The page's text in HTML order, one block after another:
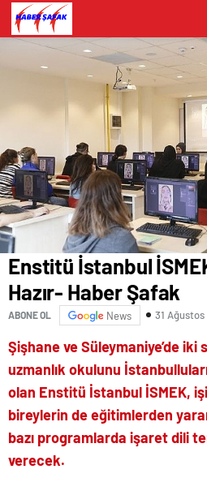
Enstitü İstanbul
Hazır- Haber Şafak
ABONE OL News 31
Şişhane ve Süleymaniye’de iki
uzmanlık okulunu
olan Enstitü İstanbul İSMEK,
bireylerin de eğitimlerden
bazı programlarda işaret dili
verecek.